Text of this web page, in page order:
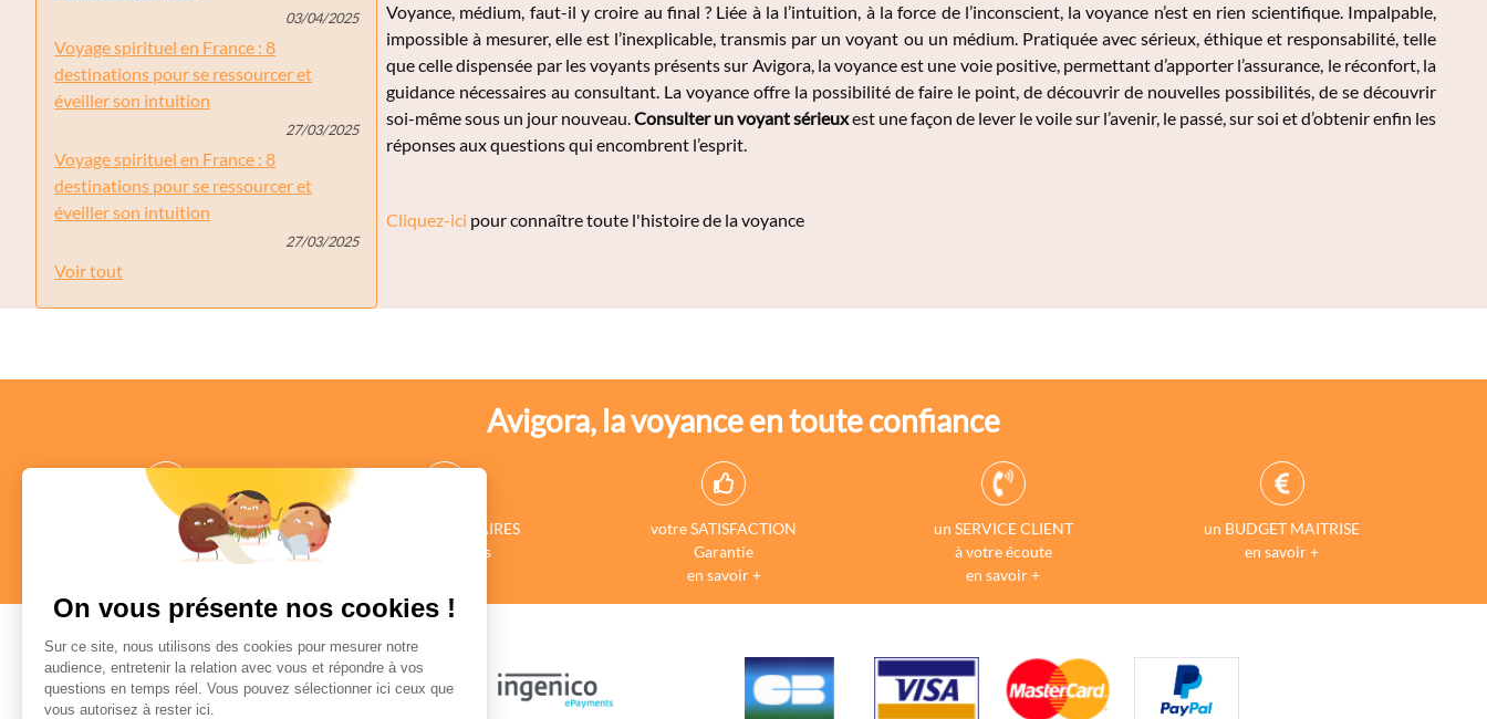
03/04/2025
Voyage spirituel en France : 8
destinations pour se ressourcer et
éveiller son intuition
27/03/2025
Voyage spirituel en France : 8
destinations pour se ressourcer et
éveiller son intuition
27/03/2025
Voir tout
Voyance, médium, faut-il y croire au final ? Liée à la l’intuition, à la force de l’inconscient, la voyance n’est en rien scientifique. Impalpable,
impossible à mesurer, elle est l’inexplicable, transmis par un voyant ou un médium. Pratiquée avec sérieux, éthique et responsabilité, telle
que celle dispensée par les voyants présents sur Avigora, la voyance est une voie positive, permettant d’apporter l’assurance, le réconfort, la
guidance nécessaires au consultant. La voyance offre la possibilité de faire le point, de découvrir de nouvelles possibilités, de se découvrir
soi-même sous un jour nouveau.Consulter un voyant sérieuxest une façon de lever le voile sur l’avenir, le passé, sur soi et d’obtenir enfin les
réponses aux questions qui encombrent l’esprit.
Cliquez-ici pour connaître toute l'histoire de la voyance
Avigora, la voyance en toute confiance
des CONSEILLERS
au profil vérifié
des COMMENTAIRES
Authentiques
votre SATISFACTION
Garantie
en savoir +
un SERVICE CLIENT
à votre écoute
en savoir +
un BUDGET MAITRISE
en savoir +
Paiement sécurisé
On vous présente nos cookies !
Sur ce site, nous utilisons des cookies pour mesurer notre
audience, entretenir la relation avec vous et répondre à vos
questions en temps réel. Vous pouvez sélectionner ici ceux que
vous autorisez à rester ici.